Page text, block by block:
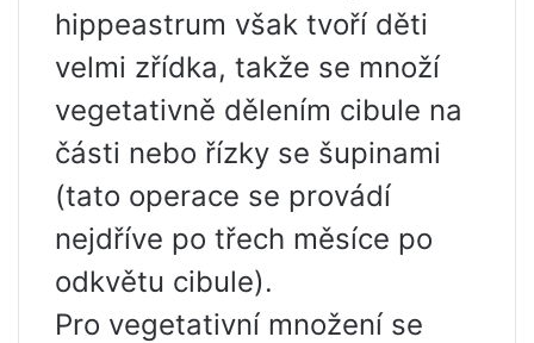
hippeastrum však tvoří děti
velmi zřídka, takže se množí
vegetativně dělením cibule na
části nebo řízky se šupinami
(tato operace se provádí
nejdříve po třech měsíce po
odkvětu cibule).
Pro vegetativní množení se